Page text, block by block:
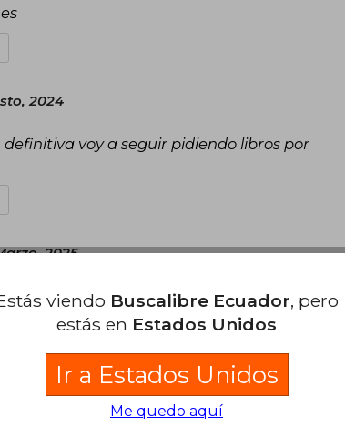
2024
voy a seguir pidiendo libros por
2025
mucho, pero no hay muchas opciones
esta autora.
viendo Buscalibre Ecuador, pero
estás en Estados Unidos
Ir a Estados Unidos
Me quedo aquí